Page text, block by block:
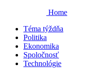
Home
Téma týždňa
Politika
Ekonomika
Spoločnosť
Technológie